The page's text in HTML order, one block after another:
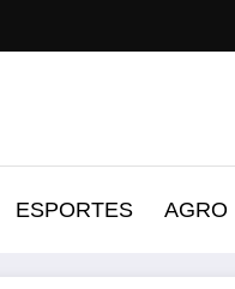
ESPORTES AGRO